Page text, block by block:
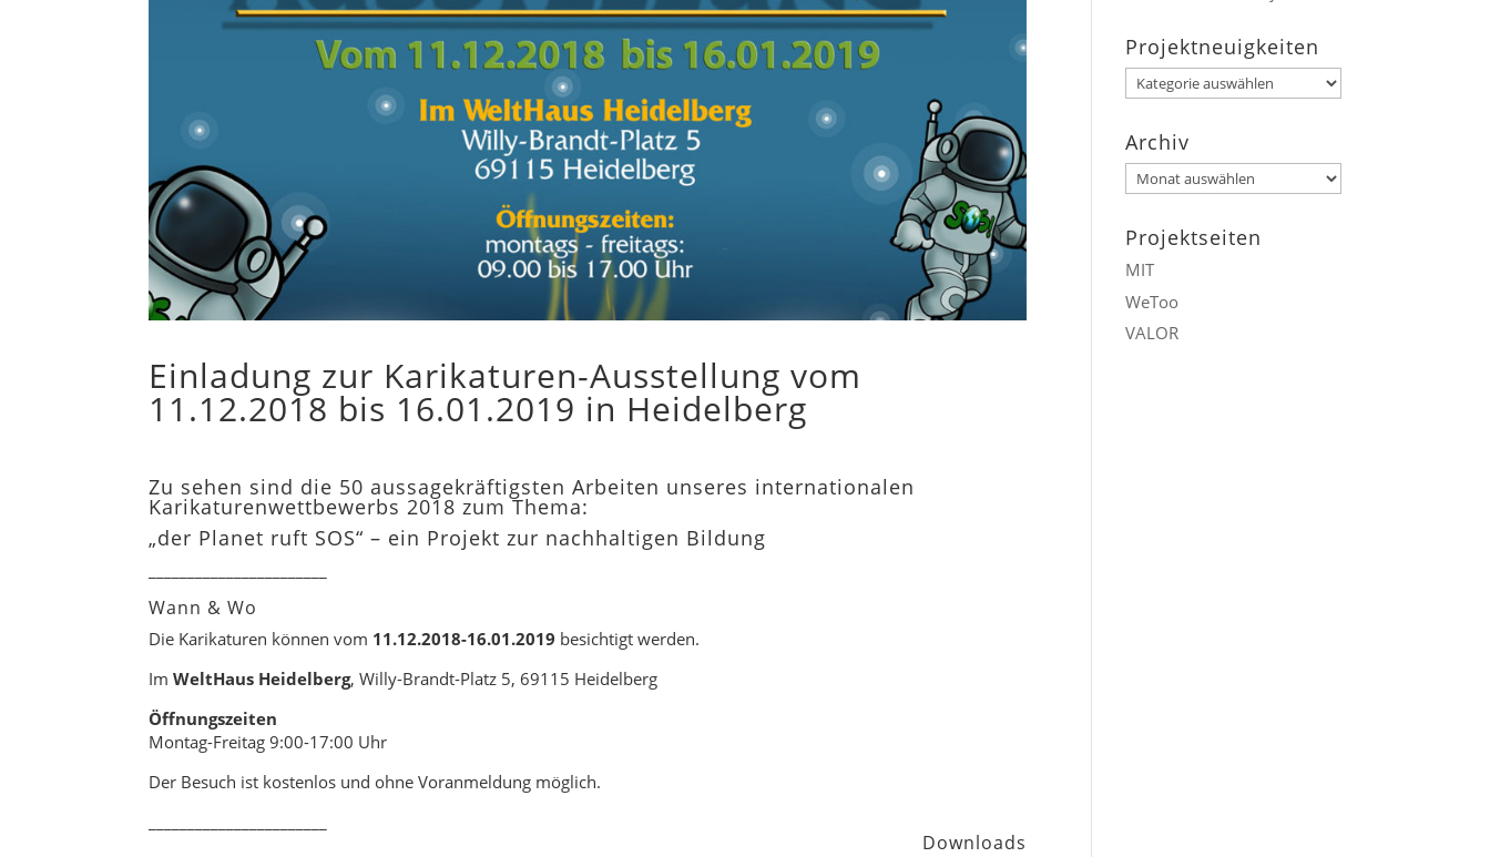
Einladung zur Karikaturen-Ausstellung vom
11.12.2018 bis 16.01.2019 in Heidelberg
Zu sehen sind die 50 aussagekräftigsten Arbeiten unseres internationalen
Karikaturenwettbewerbs 2018 zum Thema:
„der Planet ruft SOS“ – ein Projekt zur nachhaltigen Bildung
Wann & Wo
Die Karikaturen können vom 11.12.2018-16.01.2019 besichtigt werden.
ImWeltHaus Heidelberg, Willy-Brandt-Platz 5, 69115 Heidelberg
Öffnungszeiten
Montag-Freitag 9:00-17:00 Uhr
Der Besuch ist kostenlos und ohne Voranmeldung möglich.
Downloads
Projektneuigkeiten
Projektneuigkeiten
Archiv
Archiv
Projektseiten
MIT
WeToo
VALOR